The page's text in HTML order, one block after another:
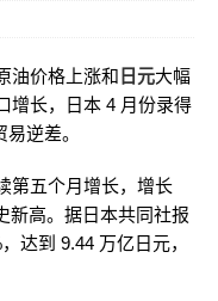
油价格上涨和 日元大幅
增长，日本 4 月份录得
易逆差。
第五个月增长，增长
新高。据日本共同社报
达到 9.44 万亿日元，